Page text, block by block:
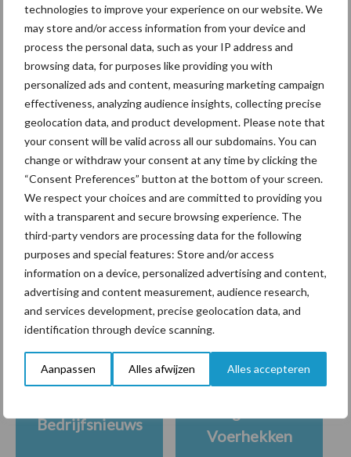
technologies to improve your experience on our website. We
may store and/or access information from your device and
process the personal data, such as your IP address and
browsing data, for purposes like providing you with
personalized ads and content, measuring marketing campaign
effectiveness, analyzing audience insights, collecting precise
geolocation data, and product development. Please note that
your consent will be valid across all our subdomains. You can
change or withdraw your consent at any time by clicking the
“Consent Preferences” button at the bottom of your screen.
We respect your choices and are committed to providing you
with a transparent and secure browsing experience. The
third-party vendors are processing data for the following
purposes and special features: Store and/or access
information on a device, personalized advertising and content,
advertising and content measurement, audience research,
and services development, precise geolocation data, and
identification through device scanning.
Aanpassen Alles afwijzen Alles accepteren
in de greep
De speenhuid: een vaak
onderschatte risicofactor
voor mastitis
ForFarmers ziet volume en
marktaandeel groeien in
krimpende Nederlandse
markt
Themapagina's
Diergezondheid Bemesting
Bedrijfsnieuws
Voerhekken